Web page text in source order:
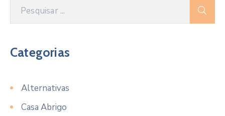
Categorias
Alternativas
Casa Abrigo